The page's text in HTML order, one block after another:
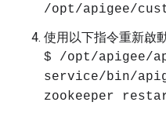
/opt/apigee/
使用以下指令重新啟
$ /opt/apigee/
service/bin/
zookeeper